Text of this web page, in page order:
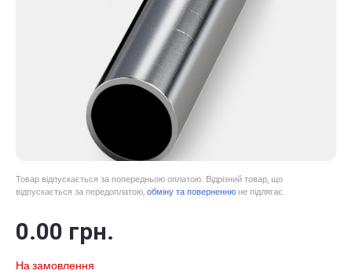
Товар відпускається за попередньою оплатою. Відрізний товар, що
відпускається за передоплатою, обміну та поверненню не підлягає.
0.00 грн.
На замовлення